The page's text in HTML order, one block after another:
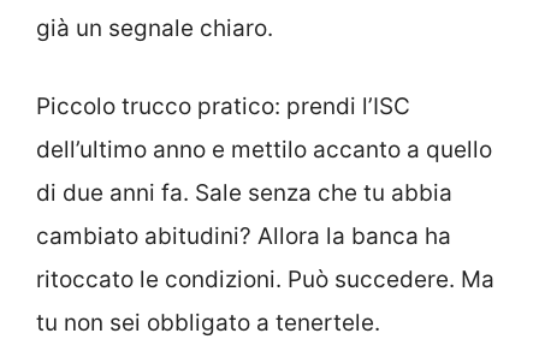
già un segnale chiaro.
Piccolo trucco pratico: prendi l’ISC
dell’ultimo anno e mettilo accanto a quello
di due anni fa. Sale senza che tu abbia
cambiato abitudini? Allora la banca ha
ritoccato le condizioni. Può succedere. Ma
tu non sei obbligato a tenertele.